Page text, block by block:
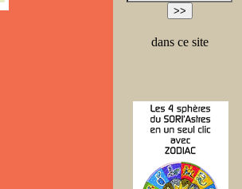
dans ce site